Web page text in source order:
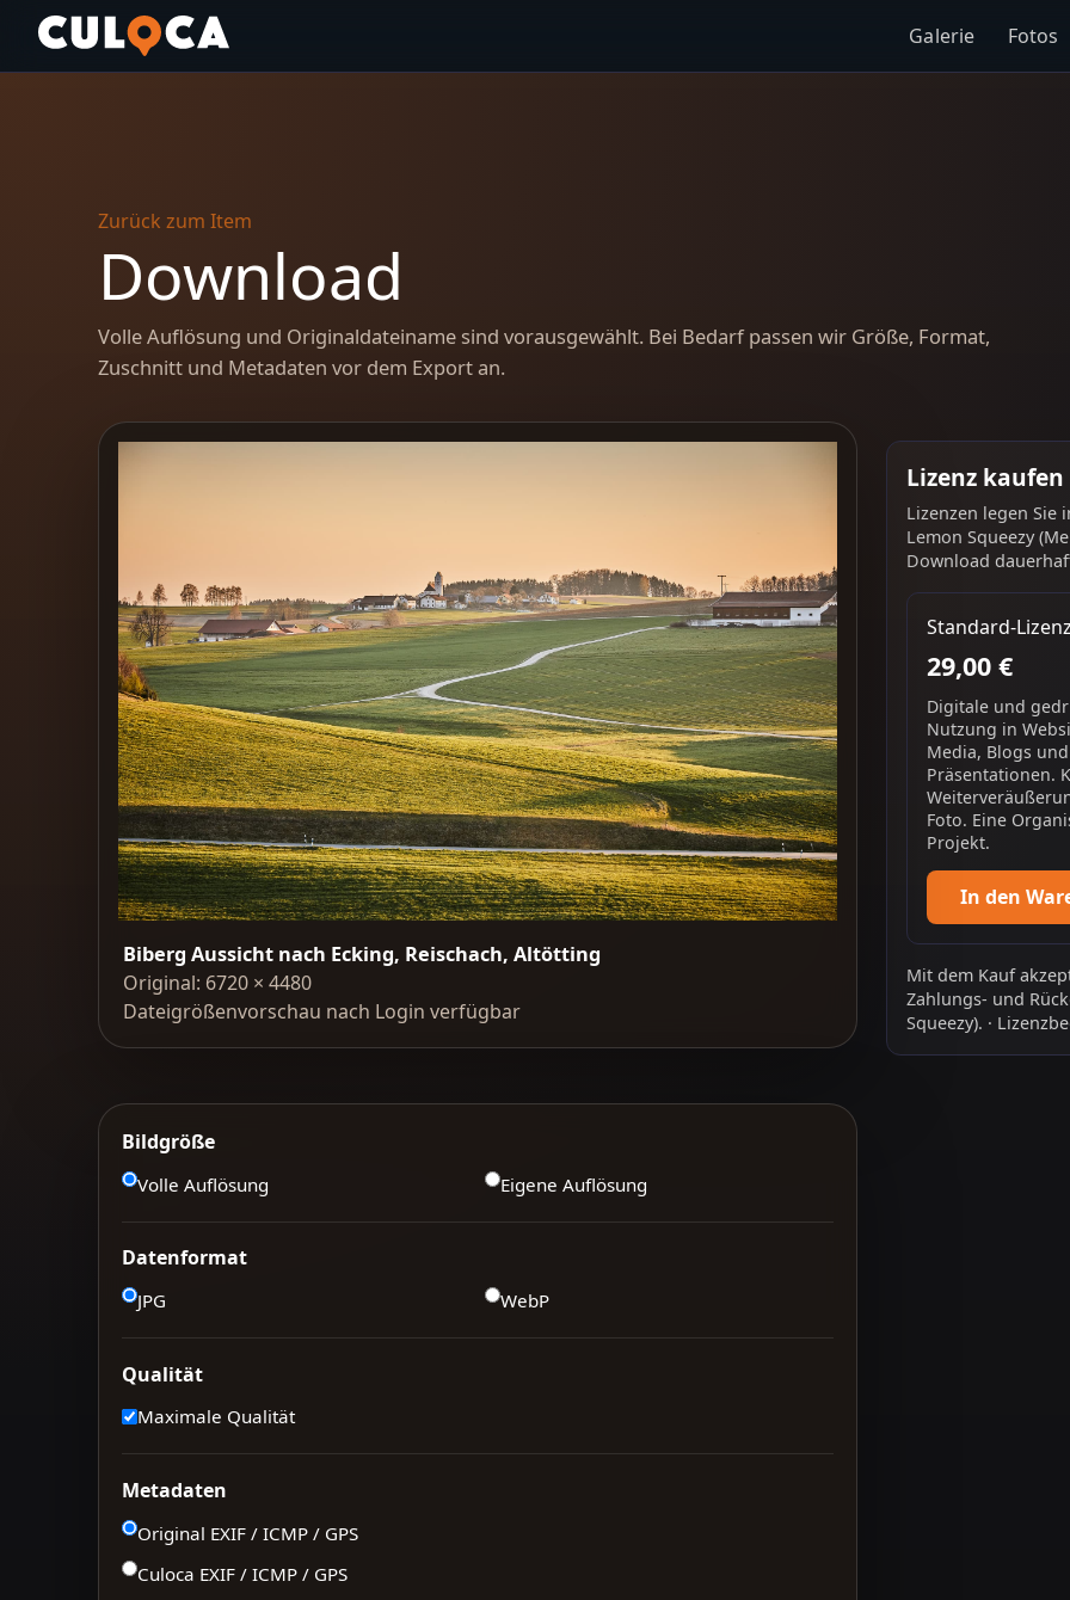
Galerie Fotos
Zurück zum Item
Download
Volle Auflösung und Originaldateiname sind vorausgewählt. Bei Bedarf passen wir Größe, Format,
Zuschnitt und Metadaten vor dem Export an.
Biberg Aussicht nach Ecking, Reischach, Altötting
Original: 6720 × 4480
Dateigrößenvorschau nach Login verfügbar
Lizenz kaufen
Lizenzen legen Sie
Lemon Squeezy
Download
Standard-
29,00 €
Digitale und
Nutzung in
Media, Blogs und
Präsentationen.
Foto. Eine
Projekt.
In den
Mit dem Kauf
Zahlungs- und
Squeezy). ·
Bildgröße
Volle Auflösung Eigene Auflösung
Datenformat
JPG WebP
Qualität
Maximale Qualität
Metadaten
Original EXIF / ICMP / GPS
Culoca EXIF / ICMP / GPS